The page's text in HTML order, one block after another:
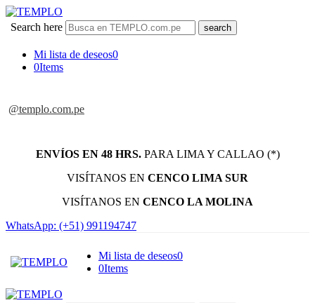
Search here
Mi lista de deseos0
0Items
@templo.com.pe
ENVÍOS EN 48 HRS.PARA LIMA Y CALLAO (*)
VISÍTANOS EN CENCO LIMA SUR
VISÍTANOS EN CENCO LA MOLINA
WhatsApp: (+51) 991194747
Mi lista de deseos0
0Items